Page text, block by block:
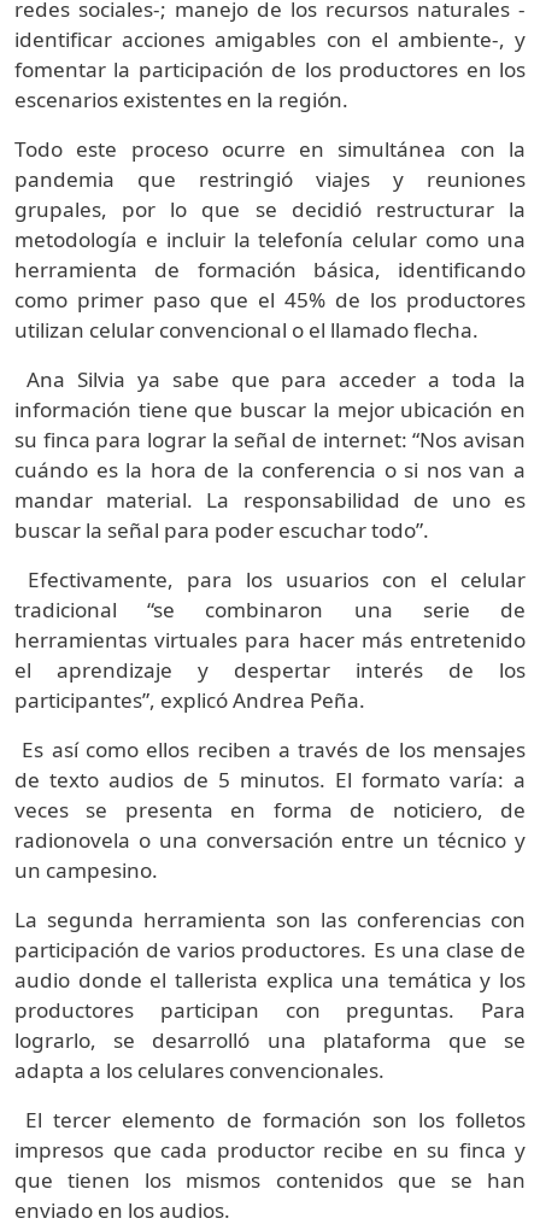
redes sociales-; manejo de los recursos naturales -
identificar acciones amigables con el ambiente-, y
fomentar la participación de los productores en los
escenarios existentes en la región.
Todo este proceso ocurre en simultánea con la
pandemia que restringió viajes y reuniones
grupales, por lo que se decidió restructurar la
metodología e incluir la telefonía celular como una
herramienta de formación básica, identificando
como primer paso que el 45% de los productores
utilizan celular convencional o el llamado flecha.
Ana Silvia ya sabe que para acceder a toda la
información tiene que buscar la mejor ubicación en
su finca para lograr la señal de internet: “Nos avisan
cuándo es la hora de la conferencia o si nos van a
mandar material. La responsabilidad de uno es
buscar la señal para poder escuchar todo”.
Efectivamente, para los usuarios con el celular
tradicional “se combinaron una serie de
herramientas virtuales para hacer más entretenido
el aprendizaje y despertar interés de los
participantes”, explicó Andrea Peña.
Es así como ellos reciben a través de los mensajes
de texto audios de 5 minutos. El formato varía: a
veces se presenta en forma de noticiero, de
radionovela o una conversación entre un técnico y
un campesino.
La segunda herramienta son las conferencias con
participación de varios productores. Es una clase de
audio donde el tallerista explica una temática y los
productores participan con preguntas. Para
lograrlo, se desarrolló una plataforma que se
adapta a los celulares convencionales.
El tercer elemento de formación son los folletos
impresos que cada productor recibe en su finca y
que tienen los mismos contenidos que se han
enviado en los audios.